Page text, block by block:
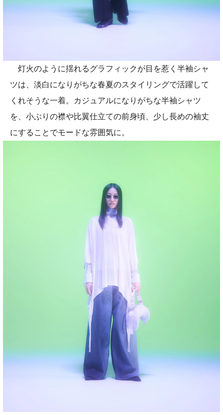
灯火のように揺れるグラフィックが目を惹く半袖シャ
ツは、淡白になりがちな春夏のスタイリングで活躍して
くれそうな一着。カジュアルになりがちな半袖シャツ
を、小ぶりの襟や比翼仕立ての前身頃、少し長めの袖丈
にすることでモードな雰囲気に。